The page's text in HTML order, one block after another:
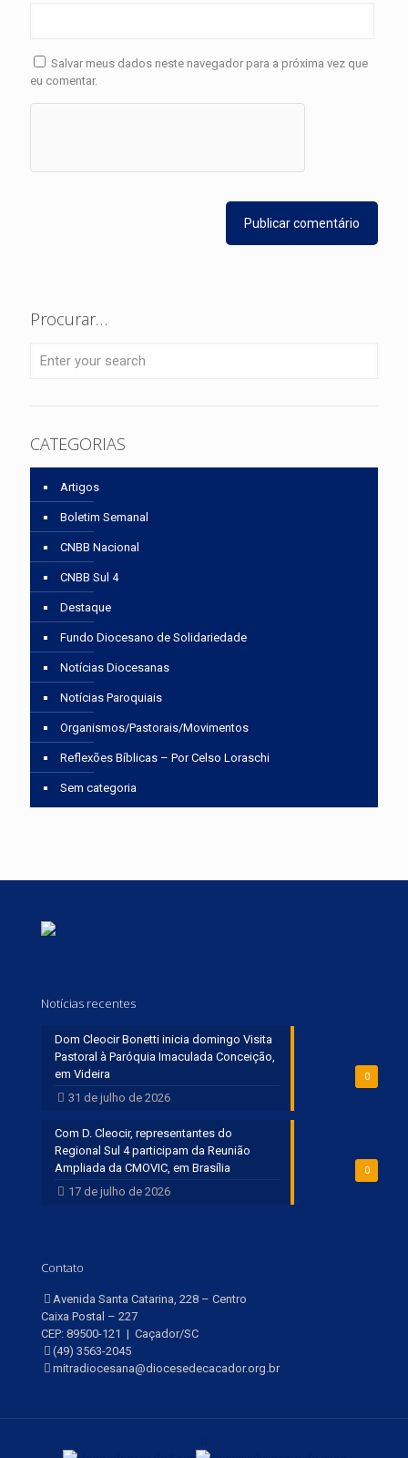
Salvar meus dados neste navegador para a próxima vez que
eu comentar.
Procurar…
CATEGORIAS
Artigos
Boletim Semanal
CNBB Nacional
CNBB Sul 4
Destaque
Fundo Diocesano de Solidariedade
Notícias Diocesanas
Notícias Paroquiais
Organismos/Pastorais/Movimentos
Reflexões Bíblicas – Por Celso Loraschi
Sem categoria
Notícias recentes
0
Dom Cleocir Bonetti inicia domingo Visita
Pastoral à Paróquia Imaculada Conceição,
em Videira
31 de julho de 2026
0
Com D. Cleocir, representantes do
Regional Sul 4 participam da Reunião
Ampliada da CMOVIC, em Brasília
17 de julho de 2026
Contato
Avenida Santa Catarina, 228 – Centro
Caixa Postal – 227
CEP: 89500-121 | Caçador/SC
(49) 3563-2045
mitradiocesana@diocesedecacador.org.br